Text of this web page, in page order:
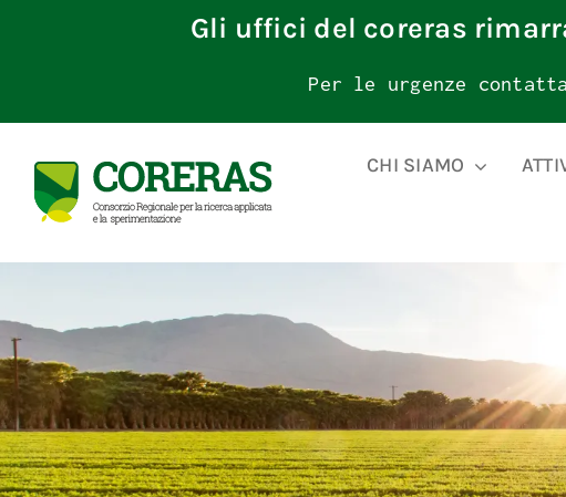
Gli uffici del coreras
Per le urgenze
CHI SIAMO